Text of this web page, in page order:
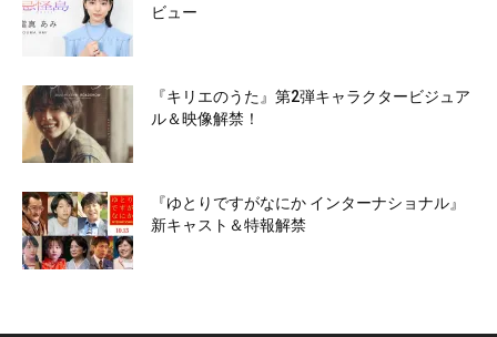
ビュー
『キリエのうた』第2弾キャラクタービジュア
ル＆映像解禁！
『ゆとりですがなにか インターナショナル』
新キャスト＆特報解禁